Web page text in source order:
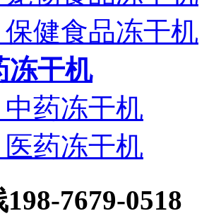
健食品冻干机
冻干机
药冻干机
药冻干机
198-7679-0518